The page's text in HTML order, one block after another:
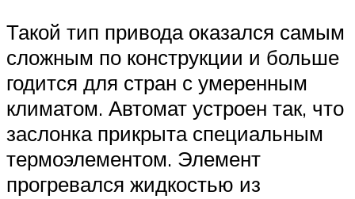
Такой тип привода оказался самым
сложным по конструкции и больше
годится для стран с умеренным
климатом. Автомат устроен так, что
заслонка прикрыта специальным
термоэлементом. Элемент
прогревался жидкостью из